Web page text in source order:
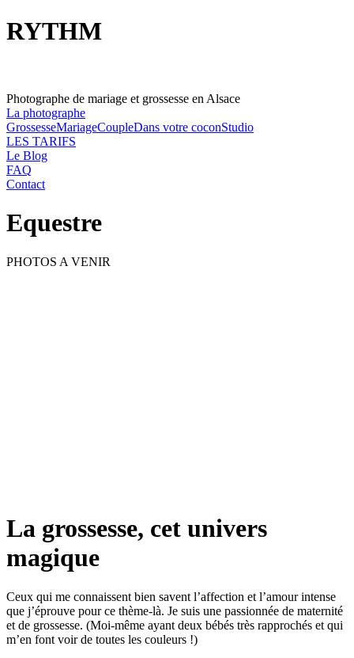
RYTHM
Photographe de mariage et grossesse en Alsace
La photographe
GrossesseMariageCoupleDans votre coconStudio
LES TARIFS
Le Blog
FAQ
Contact
Equestre
PHOTOS A VENIR
La grossesse, cet univers
magique
Ceux qui me connaissent bien savent l’affection et l’amour intense
que j’éprouve pour ce thème-là. Je suis une passionnée de maternité
et de grossesse. (Moi-même ayant deux bébés très rapprochés et qui
m’en font voir de toutes les couleurs !)